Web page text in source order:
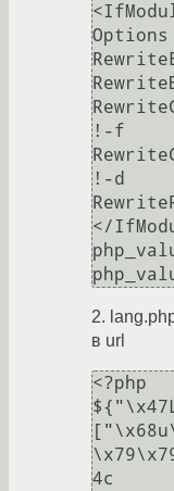
!-f
!-d
</
2.
в url
<?php
4c